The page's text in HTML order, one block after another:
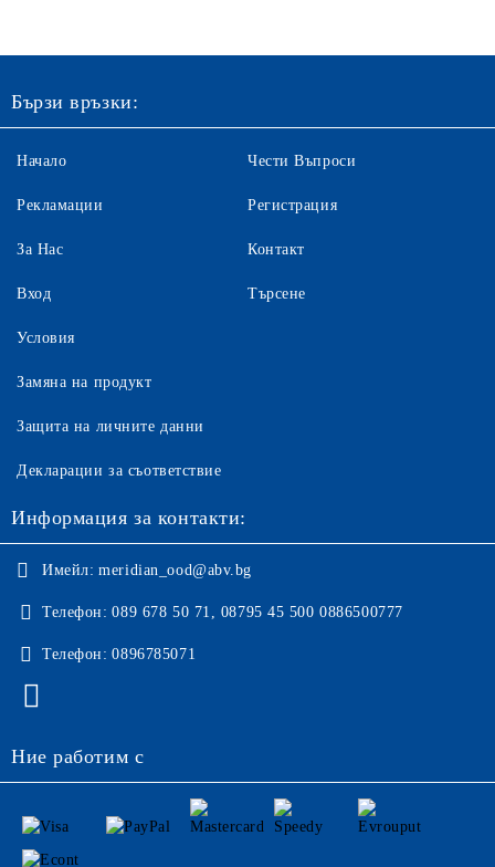
Бързи връзки:
Начало
Рекламации
За Нас
Вход
Чести Въпроси
Регистрация
Контакт
Търсене
Условия
Замяна на продукт
Защита на личните данни
Декларации за съответствие
Информация за контакти:
Имейл: meridian_ood@abv.bg
Телефон: 089 678 50 71, 08795 45 500 0886500777
Телефон: 0896785071
Ние работим с